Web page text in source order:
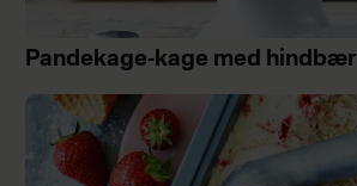
Pandekage-kage med hindbær